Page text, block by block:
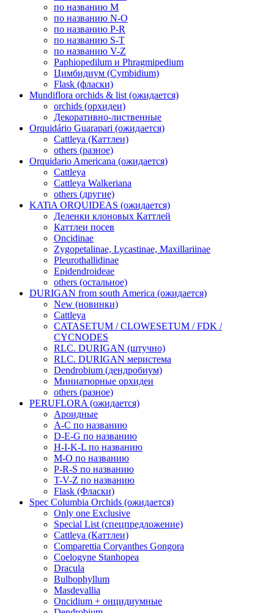
по названию M
по названию N-O
по названию P-R
по названию S-T
по названию V-Z
Paphiopedilum и Phragmipedium
Цимбидиум (Cymbidium)
Flask (фласки)
Mundiflora orchids & list (ожидается)
orchids (орхидеи)
Декоративно-лиственные
Orquidário Guarapari (ожидается)
Cattleya (Каттлеи)
others (разное)
Orquidario Americana (ожидается)
Cattleya
Cattleya Walkeriana
others (другие)
KATiA ORQUIDEAS (ожидается)
Деленки клоновых Каттлей
Каттлеи посев
Oncidinae
Zygopetalinae, Lycastinae, Maxillariinae
Pleurothallidinae
Epidendroideae
others (остальное)
DURIGAN from south America (ожидается)
New (новинки)
Cattleya
CATASETUM / CLOWESETUM / FDK /
CYCNODES
RLC. DURIGAN (штучно)
RLC. DURIGAN меристема
Dendrobium (дендробиум)
Миниатюрные орхидеи
others (разное)
PERUFLORA (ожидается)
Ароидные
A-C по названию
D-E-G по названию
H-I-K-L по названию
M-O по названию
P-R-S по названию
T-V-Z по названию
Flask (Фласки)
Spec Columbia Orchids (ожидается)
Only one Exclusive
Special List (спецпредложение)
Cattleya (Каттлеи)
Comparettia Coryanthes Gongora
Coelogyne Stanhopea
Dracula
Bulbophyllum
Masdevallia
Oncidium + онцидиумные